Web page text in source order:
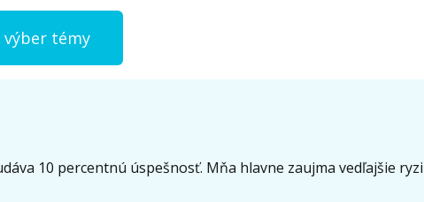
výber témy
10 percentnú úspešnosť. Mňa hlavne zaujma vedľajšie